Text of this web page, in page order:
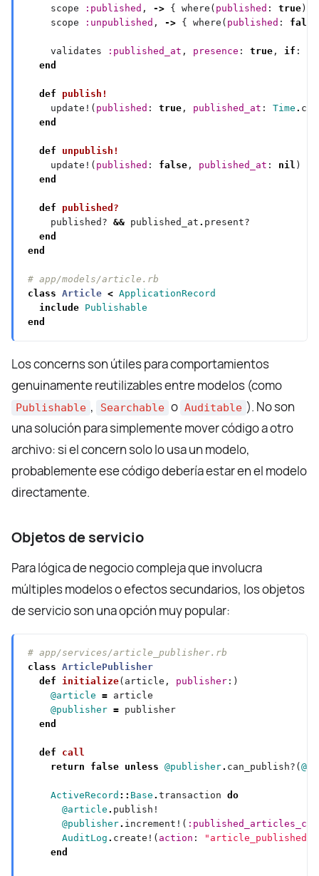
    scope
:published , -> { where( published : true
    scope
:unpublished , -> { where( published : false
    validates
:published_at , presence : true , if :
end
def
publish!
    update!(
published : true , published_at : Time .
end
def
unpublish!
    update!(
published : false , published_at : nil
end
def
published?
    published?
&& published_at .
end
end
# app/models/article.rb
class Article < ApplicationRecord
include Publishable
end
Los concerns son útiles para comportamientos
genuinamente reutilizables entre modelos (como
Publishable , Searchable o Auditable ). No son
una solución para simplemente mover código a otro
archivo: si el concern solo lo usa un modelo,
probablemente ese código debería estar en el modelo
directamente.
Objetos de servicio
Para lógica de negocio compleja que involucra
múltiples modelos o efectos secundarios, los objetos
de servicio son una opción muy popular:
# app/services/article_publisher.rb
class ArticlePublisher
def
initialize(article, publisher
@article =
@publisher =
end
def
call
return
false unless @publisher. can_publish?(
ActiveRecord :: Base . transaction do
@article .
@publisher. increment!(
AuditLog . create!( action : "article_published"
end